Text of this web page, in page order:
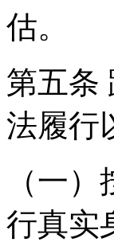
估。
第五条
法履行
（一
行真实